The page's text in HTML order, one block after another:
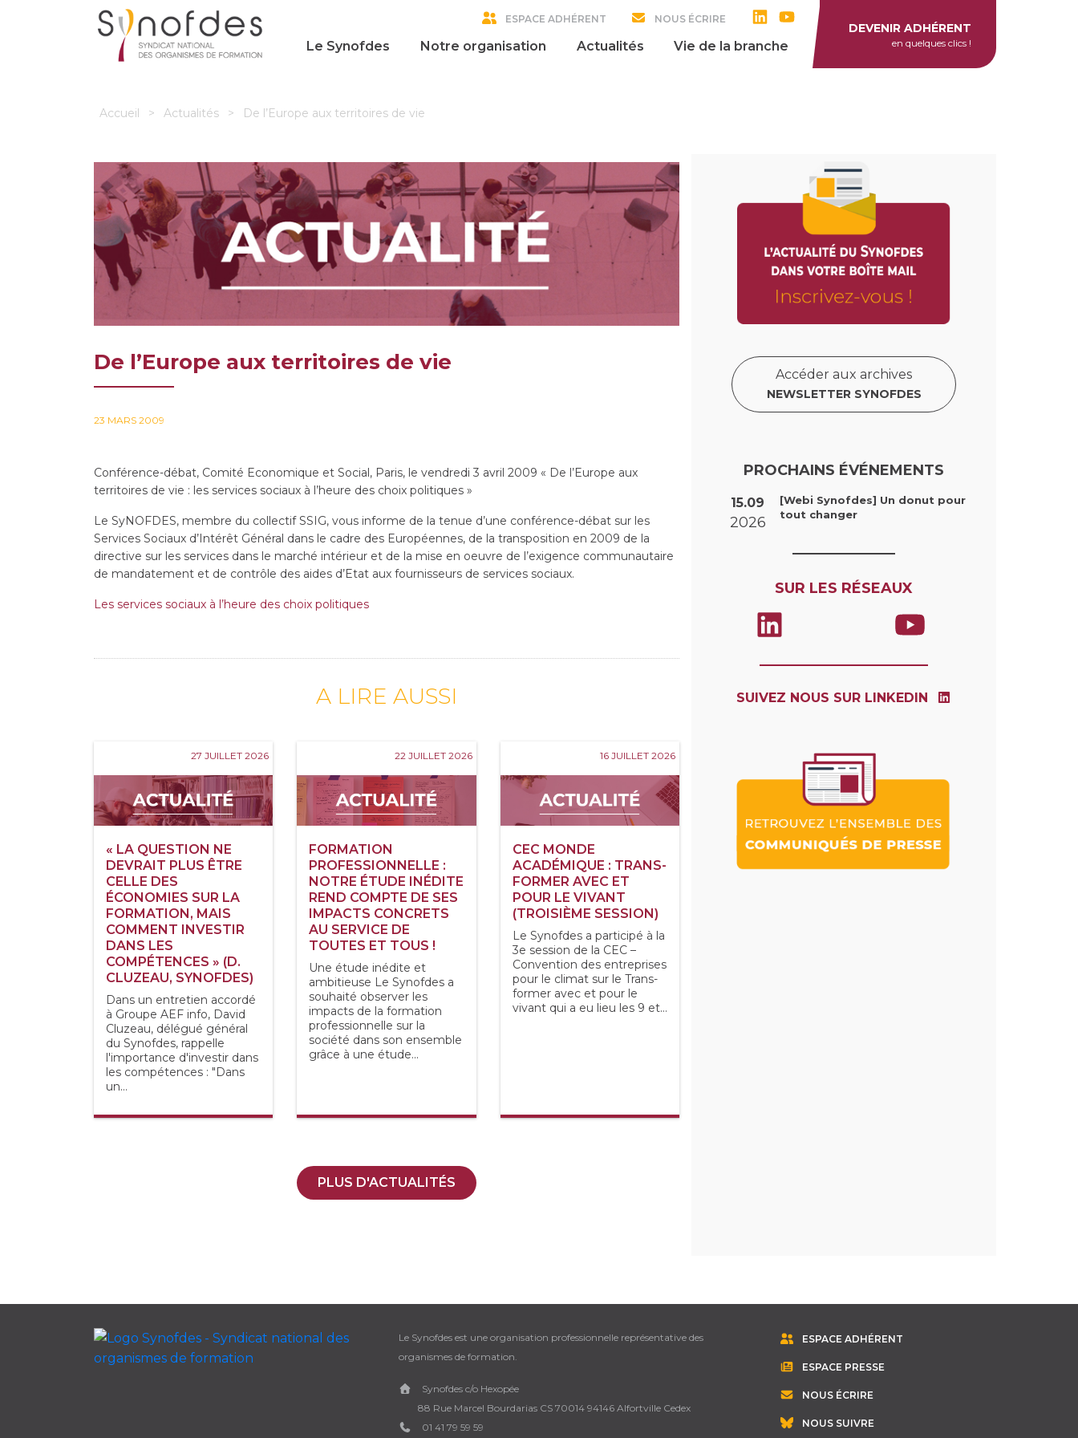
ESPACE ADHÉRENT NOUS ÉCRIRE
Le Synofdes Notre organisation Actualités Vie de la branche
DEVENIR ADHÉRENT
en quelques clics !
Accueil > Actualités > De l’Europe aux territoires de vie
De l’Europe aux territoires de vie
23 MARS 2009
Conférence-débat, Comité Economique et Social, Paris, le vendredi 3 avril 2009 « De l’Europe aux
territoires de vie : les services sociaux à l’heure des choix politiques »
Le SyNOFDES, membre du collectif SSIG, vous informe de la tenue d’une conférence-débat sur les
Services Sociaux d’Intérêt Général dans le cadre des Européennes, de la transposition en 2009 de la
directive sur les services dans le marché intérieur et de la mise en oeuvre de l’exigence communautaire
de mandatement et de contrôle des aides d’Etat aux fournisseurs de services sociaux.
Les services sociaux à l’heure des choix politiques
A LIRE AUSSI
27 JUILLET 2026
« LA QUESTION NE
DEVRAIT PLUS ÊTRE
CELLE DES
ÉCONOMIES SUR LA
FORMATION, MAIS
COMMENT INVESTIR
DANS LES
COMPÉTENCES » (D.
CLUZEAU, SYNOFDES)
Dans un entretien accordé
à Groupe AEF info, David
Cluzeau, délégué général
du Synofdes, rappelle
l'importance d'investir dans
les compétences : "Dans
un...
22 JUILLET 2026
FORMATION
PROFESSIONNELLE :
NOTRE ÉTUDE INÉDITE
REND COMPTE DE SES
IMPACTS CONCRETS
AU SERVICE DE
TOUTES ET TOUS !
Une étude inédite et
ambitieuse Le Synofdes a
souhaité observer les
impacts de la formation
professionnelle sur la
société dans son ensemble
grâce à une étude...
16 JUILLET 2026
CEC MONDE
ACADÉMIQUE : TRANS-
FORMER AVEC ET
POUR LE VIVANT
(TROISIÈME SESSION)
Le Synofdes a participé à la
3e session de la CEC –
Convention des entreprises
pour le climat sur le Trans-
former avec et pour le
vivant qui a eu lieu les 9 et...
PLUS D'ACTUALITÉS
Accéder aux archives
NEWSLETTER SYNOFDES
PROCHAINS ÉVÉNEMENTS
15.09
2026
[Webi Synofdes] Un donut pour
tout changer
SUR LES RÉSEAUX
SUIVEZ NOUS SUR LINKEDIN
Le Synofdes est une organisation professionnelle représentative des
organismes de formation.
Synofdes c/o Hexopée
88 Rue Marcel Bourdarias CS 70014 94146 Alfortville Cedex
01 41 79 59 59
ESPACE ADHÉRENT
ESPACE PRESSE
NOUS ÉCRIRE
NOUS SUIVRE